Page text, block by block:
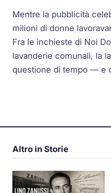
Mentre la pubblicità
milioni di donne
Fra le inchieste di Noi
lavanderie comunali, la
questione di tempo — e
Altro in Storie